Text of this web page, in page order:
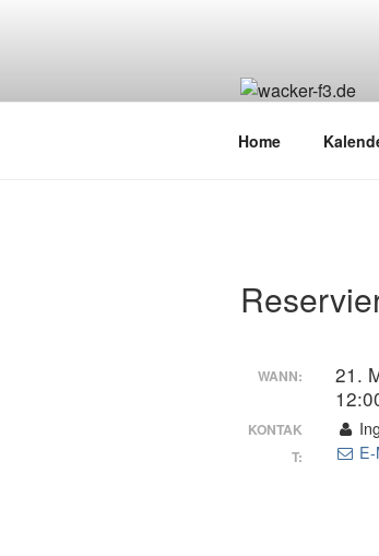
Home
WANN:
21.
KONTAK
T: